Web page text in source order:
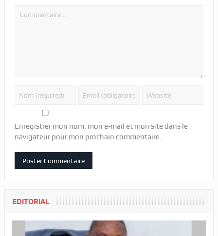
Enregistrer mon nom, mon e-mail et mon site dans le
navigateur pour mon prochain commentaire.
EDITORIAL